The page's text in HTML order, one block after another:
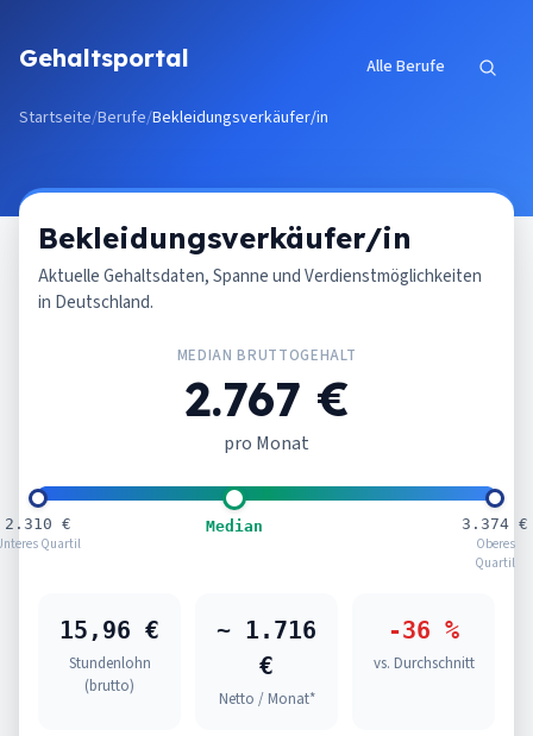
Gehaltsportal Alle Berufe
Startseite/Berufe/Bekleidungsverkäufer/in
Bekleidungsverkäufer/in
Aktuelle Gehaltsdaten, Spanne und Verdienstmöglichkeiten
in Deutschland.
MEDIAN BRUTTOGEHALT
2.767 €
pro Monat
2.310 €
Quartil
Median
3.374 €
Oberes
Quartil
15,96 €
Stundenlohn
(brutto)
~ 1.716
€
Netto / Monat*
-36 %
vs. Durchschnitt